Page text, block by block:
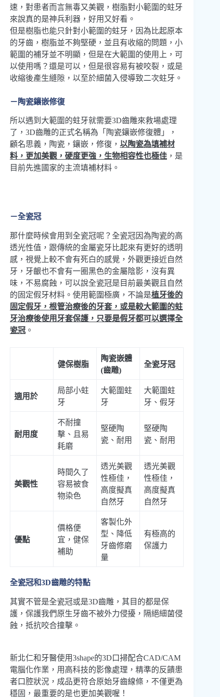
速，對患者而言無毒又美觀，樹脂對小範圍的蛀牙
來說真的是神兵利器，好用又好看。
但是樹脂也能只針對小範圍的蛀牙，因為比起原本
的牙齒，樹脂並不夠堅硬，並且有收縮的問題，小
範圍的補牙並不明顯，但是在大範圍的使用上，可
以使用嗎？還是可以，但是很容易有被咬裂，或是
收縮後產生縫隙，以至於細菌入侵導致二次蛀牙。
－陶瓷鑲嵌修復
所以遇到大範圍的蛀牙就需要3D齒雕來救場處理
了，3D齒雕的正式名稱為「陶瓷鑲嵌修復體」，
顧名思義，陶瓷，鑲嵌，修復， 以陶瓷為填補材
料，更加美觀，硬度更強，生物相容性也極佳 ，是
目前先進國家的主流填補材料。
－全瓷冠
那什麼時候會用到全瓷冠呢？全瓷冠因為陶瓷的高
透光性值，跟傳統的金屬瓷牙比起來有更好的透明
感，視覺上較不會有死白的感覺，外觀更接近自然
牙，牙齦也不會有一圈黑色的金屬陰影，沒有異
味，不易腐蝕，可以說全瓷冠是目前最美觀且自然
的固定假牙材料。使用範圍極廣，不論是植牙後的
固定假牙，根管治療後的牙套，或是較大範圍的蛀
牙治療後使用牙套保護，只要是假牙都可以選擇全
瓷冠 。
健保樹脂
陶瓷嵌體
(齒雕)
全瓷牙冠
適用於
局部小蛀
牙
大範圍蛀
牙
大範圍蛀
牙、假牙
耐用度
不耐撞
擊、且易
耗磨
堅硬陶
瓷、耐用
堅硬陶
瓷、耐用
美觀性
時間久了
容易被食
物染色
透光美觀
性極佳，
高度擬真
自然牙
透光美觀
性極佳，
高度擬真
自然牙
優點
價格便
宜，健保
補助
客製化外
型、降低
牙齒修磨
量
有極高的
保護力
全瓷冠和3D齒雕的特點
其實不管是全瓷冠或是3D齒雕，其目的都是保
護，保護我們原生牙齒不被外力侵擾，隔絕細菌侵
蝕，抵抗咬合撞擊。
新北仁和牙醫使用3shape的3D口掃配合CAD/CAM
電腦化作業，用高科技的影像處理，精準的反饋患
者口腔狀況，成品更符合原始牙齒線條，不僅更為
穩固，最重要的是也更加美觀喔！